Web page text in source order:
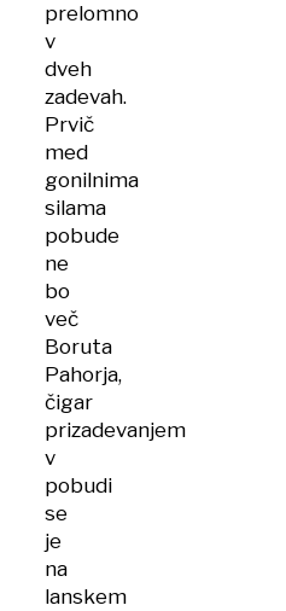
prelomno
v
dveh
zadevah.
Prvič
med
gonilnima
silama
pobude
ne
bo
več
Boruta
Pahorja,
čigar
prizadevanjem
v
pobudi
se
je
na
lanskem